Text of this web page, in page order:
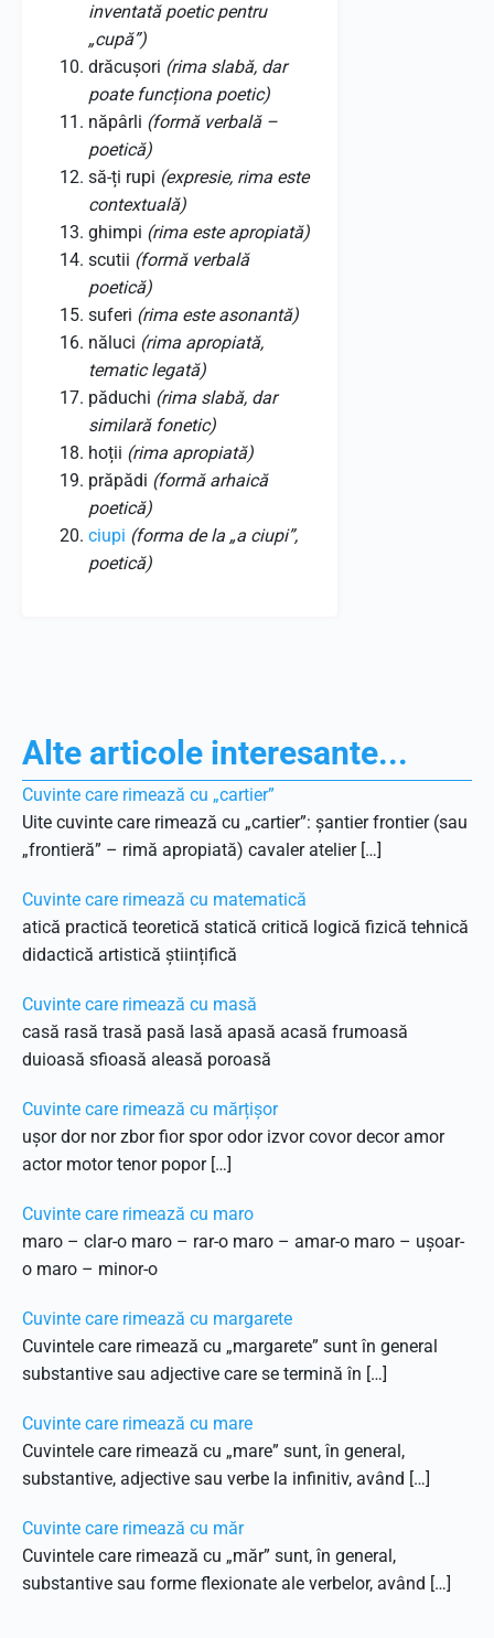
inventată poetic pentru
„cupă”)
drăcușori (rima slabă, dar
poate funcționa poetic)
năpârli (formă verbală –
poetică)
să-ți rupi (expresie, rima este
contextuală)
ghimpi (rima este apropiată)
scutii (formă verbală
poetică)
suferi (rima este asonantă)
năluci (rima apropiată,
tematic legată)
păduchi (rima slabă, dar
similară fonetic)
hoții (rima apropiată)
prăpădi (formă arhaică
poetică)
ciupi (forma de la „a ciupi”,
poetică)
Alte articole interesante...
Cuvinte care rimează cu „cartier”
Uite cuvinte care rimează cu „cartier”: șantier frontier (sau
„frontieră” – rimă apropiată) cavaler atelier […]
Cuvinte care rimează cu matematică
atică practică teoretică statică critică logică fizică tehnică
didactică artistică științifică
Cuvinte care rimează cu masă
casă rasă trasă pasă lasă apasă acasă frumoasă
duioasă sfioasă aleasă poroasă
Cuvinte care rimează cu mărțișor
ușor dor nor zbor fior spor odor izvor covor decor amor
actor motor tenor popor […]
Cuvinte care rimează cu maro
maro – clar-o maro – rar-o maro – amar-o maro – ușoar-
o maro – minor-o
Cuvinte care rimează cu margarete
Cuvintele care rimează cu „margarete” sunt în general
substantive sau adjective care se termină în […]
Cuvinte care rimează cu mare
Cuvintele care rimează cu „mare” sunt, în general,
substantive, adjective sau verbe la infinitiv, având […]
Cuvinte care rimează cu măr
Cuvintele care rimează cu „măr” sunt, în general,
substantive sau forme flexionate ale verbelor, având […]